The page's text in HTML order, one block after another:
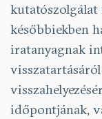
későbbiekben
iratanyagnak
időpontjának,